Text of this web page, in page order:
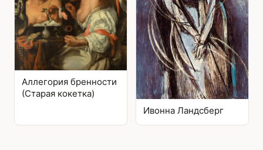
Аллегория бренности
(Старая кокетка)
Ивонна Ландсберг